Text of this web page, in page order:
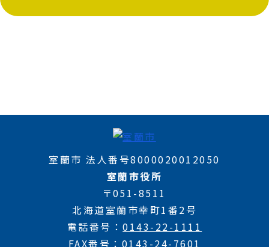
室蘭市 法人番号8000020012050
室蘭市役所
〒051-8511
北海道室蘭市幸町1番2号
電話番号
0143-22-1111
FAX番号
0143-24-7601